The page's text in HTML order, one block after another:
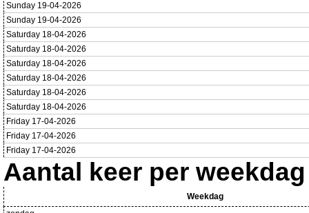
Sunday 19-04-2026
Sunday 19-04-2026
Saturday 18-04-2026
Saturday 18-04-2026
Saturday 18-04-2026
Saturday 18-04-2026
Saturday 18-04-2026
Saturday 18-04-2026
Friday 17-04-2026
Friday 17-04-2026
Friday 17-04-2026
Aantal keer per weekdag
Weekdag